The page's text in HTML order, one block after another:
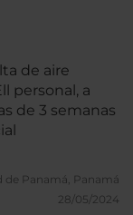
de aire
de 3 semanas
de Panamá, Panamá
28/05/2024